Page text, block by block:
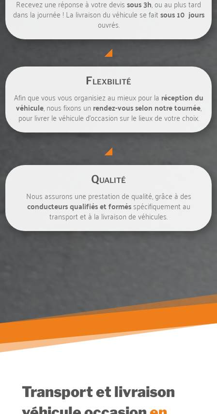
Recevez une réponse à votre devissous 3h, ou au plus tard
dans la journée ! La livraison du véhicule se faitsous 10 jours
ouvrés.
Flexbilité
Afin que vous vous organisiez au mieux pour la réception du
véhicule, nous fixons un rendez-vous selon notre tournée,
pour livrer le véhicule d’occasion sur le lieux de votre choix.
Qualité
Nous assurons une prestation de qualité, grâce à des
conducteurs qualifiés et formésspécifiquement au
transport et à la livraison de véhicules.
Transport et livraison